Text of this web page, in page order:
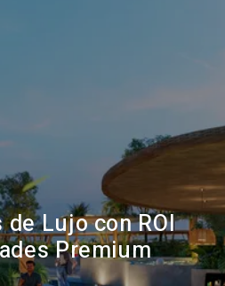
Lujo con ROI
Premium